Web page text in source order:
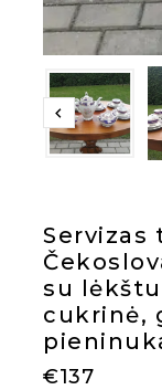
Servizas
su
cukrinė,
€137